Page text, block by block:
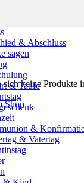
sich keine Produkte
Shop
& Abschluss
sagen
& Taufe
&
& Vatertag